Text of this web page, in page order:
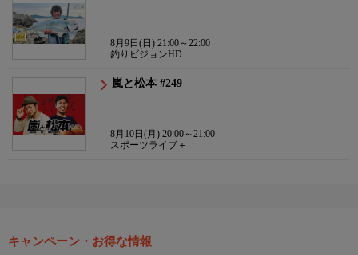
8月9日(日) 21:00～22:00
釣りビジョンHD
嵐と松本 #249
8月10日(月) 20:00～21:00
スポーツライブ＋
キャンペーン・お得な情報